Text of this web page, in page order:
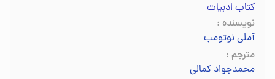
کتاب ادبیات
نویسنده :
آملی نوتومب
مترجم :
محمدجواد کمالی